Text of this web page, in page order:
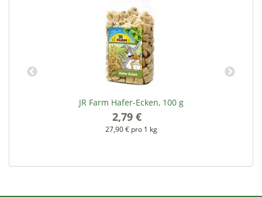
JR Farm Hafer-Ecken, 100 g
2,79 €
27,90 € pro 1 kg